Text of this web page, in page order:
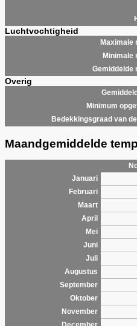
Luchtvochtigheid
Maximale
Minimale
Gemiddelde
Overig
Minimum
Bedekkingsgraad van
Maandgemiddelde
Januari
Februari
Maart
April
Mei
Juni
Juli
Augustus
September
Oktober
November